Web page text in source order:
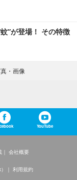
”が登場！ その特徴
・画像
YouTube
会社概要
利用規約